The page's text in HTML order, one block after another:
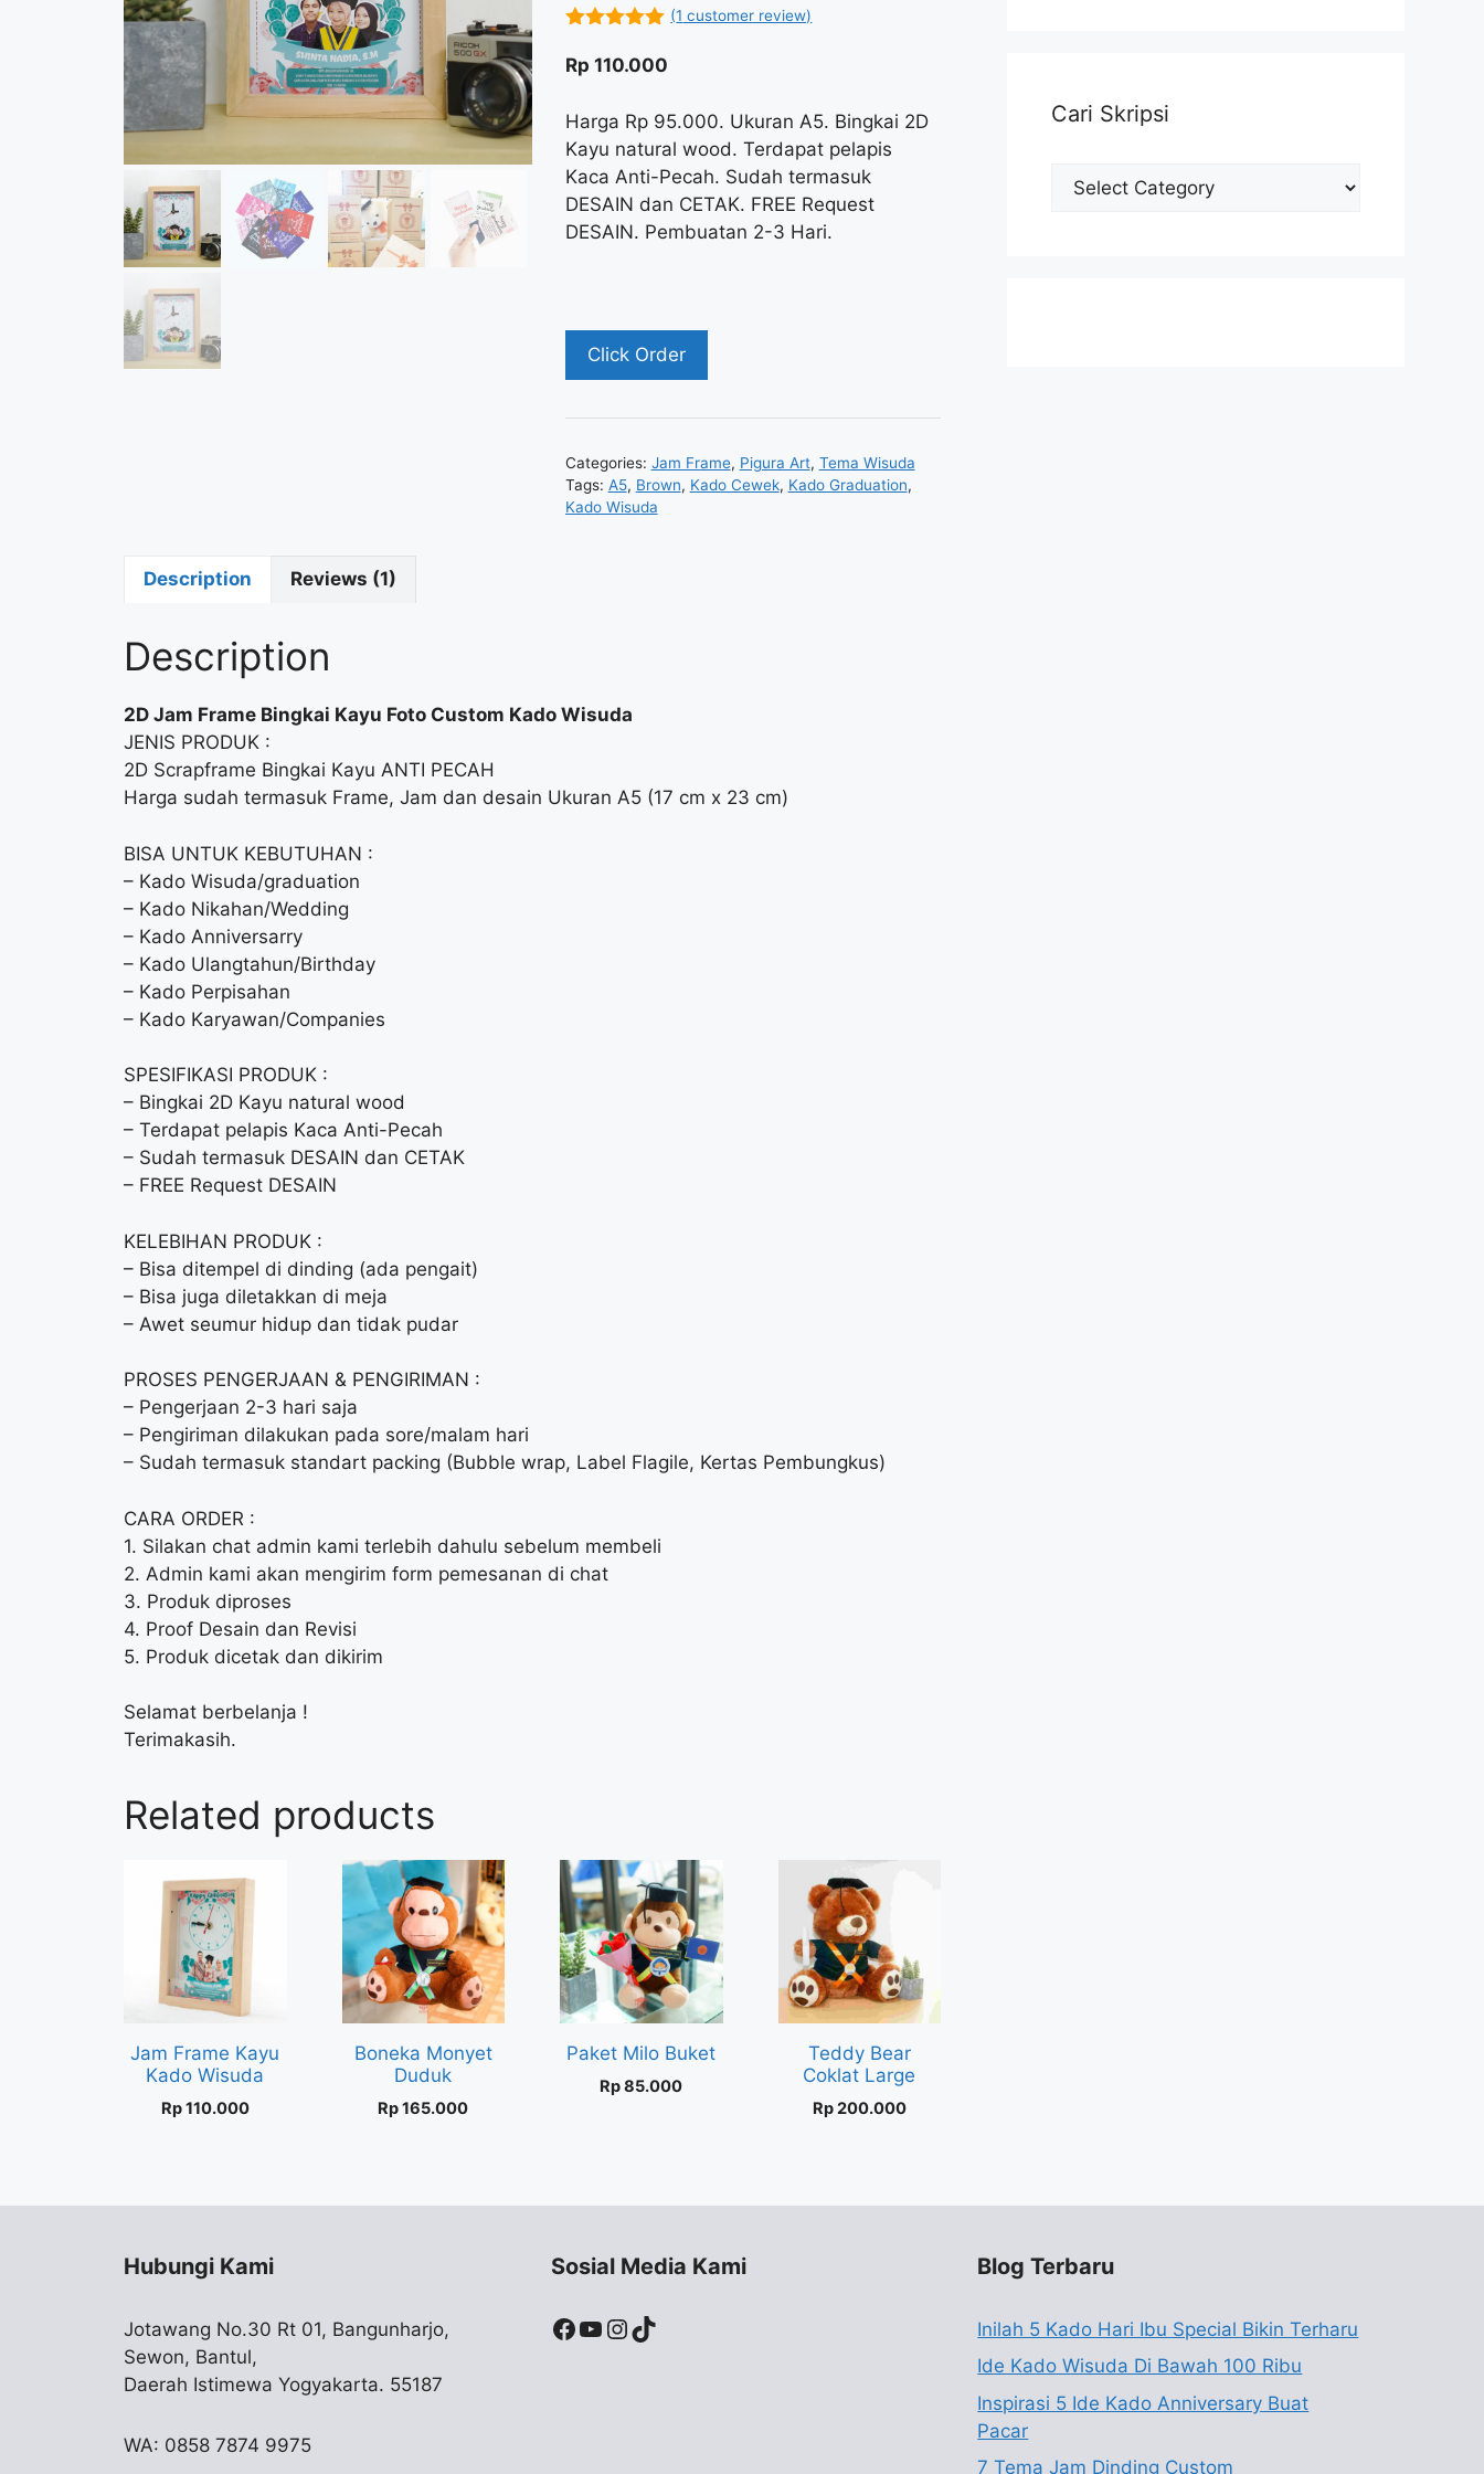
5
(1 customer review)
Rp 110.000
Harga Rp 95.000. Ukuran A5. Bingkai 2D
Kayu natural wood. Terdapat pelapis
Kaca Anti-Pecah. Sudah termasuk
DESAIN dan CETAK. FREE Request
DESAIN. Pembuatan 2-3 Hari.
Click Order
Categories: Jam Frame, Pigura Art, Tema Wisuda
Tags: A5, Brown, Kado Cewek, Kado Graduation,
Kado Wisuda
Description Reviews (1)
Description
2D Jam Frame Bingkai Kayu Foto Custom Kado Wisuda
JENIS PRODUK :
2D Scrapframe Bingkai Kayu ANTI PECAH
Harga sudah termasuk Frame, Jam dan desain Ukuran A5 (17 cm x 23 cm)
BISA UNTUK KEBUTUHAN :
– Kado Wisuda/graduation
– Kado Nikahan/Wedding
– Kado Anniversarry
– Kado Ulangtahun/Birthday
– Kado Perpisahan
– Kado Karyawan/Companies
SPESIFIKASI PRODUK :
– Bingkai 2D Kayu natural wood
– Terdapat pelapis Kaca Anti-Pecah
– Sudah termasuk DESAIN dan CETAK
– FREE Request DESAIN
KELEBIHAN PRODUK :
– Bisa ditempel di dinding (ada pengait)
– Bisa juga diletakkan di meja
– Awet seumur hidup dan tidak pudar
PROSES PENGERJAAN & PENGIRIMAN :
– Pengerjaan 2-3 hari saja
– Pengiriman dilakukan pada sore/malam hari
– Sudah termasuk standart packing (Bubble wrap, Label Flagile, Kertas Pembungkus)
CARA ORDER :
1. Silakan chat admin kami terlebih dahulu sebelum membeli
2. Admin kami akan mengirim form pemesanan di chat
3. Produk diproses
4. Proof Desain dan Revisi
5. Produk dicetak dan dikirim
Selamat berbelanja !
Terimakasih.
Related products
Jam Frame Kayu
Kado Wisuda
Rp110.000
Boneka Monyet
Duduk
Rp165.000
Paket Milo Buket
Rp85.000
Teddy Bear
Coklat Large
Rp200.000
Cari Skripsi
Cari
Hubungi Kami
Jotawang No.30 Rt 01, Bangunharjo,
Sewon, Bantul,
Daerah Istimewa Yogyakarta. 55187
WA: 0858 7874 9975
Sosial Media Kami
Facebook
YouTube
Instagram
TikTok
Blog Terbaru
Inilah 5 Kado Hari Ibu Special Bikin Terharu
Ide Kado Wisuda Di Bawah 100 Ribu
Inspirasi 5 Ide Kado Anniversary Buat
Pacar
7 Tema Jam Dinding Custom